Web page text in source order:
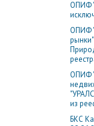
ОПИФ
ОПИФ
ОПИФ
из
БКС